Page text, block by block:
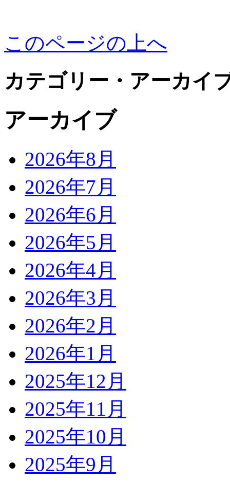
このページの上へ
カテゴリー・アーカイ
アーカイブ
2026年8月
2026年7月
2026年6月
2026年5月
2026年4月
2026年3月
2026年2月
2026年1月
2025年12月
2025年11月
2025年10月
2025年9月